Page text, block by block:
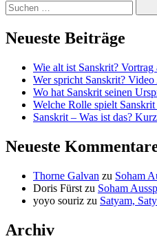
Neueste Beiträge
Wie alt ist Sanskrit? Vortrag
Wer spricht Sanskrit?
Wo hat Sanskrit seinen
Welche Rolle spielt
Sanskrit – Was ist das?
Neueste
Thorne Galvan zu Soham
Doris Fürst zu Soham
yoyo souriz zu Satyam,
Archiv